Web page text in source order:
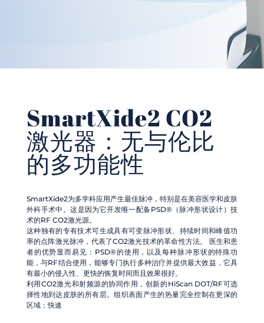
SmartXide2 CO2
激光器：无与伦比
的多功能性
SmartXide2为多学科应用产生最佳脉冲，特别是在美容医学和皮肤
外科手术中。这是因为它开发唯一配备PSD®（脉冲形状设计）技
术的RF CO2激光源。
这种独有的专有技术可生成具有可变脉冲形状、持续时间和峰值功
率的点阵激光脉冲，代表了CO2激光技术的革命性方法。 医生和患
者的优势显而易见：PSD®的使用，以及每种脉冲形状的特殊功
能，与RF结合使用，能够专门执行多种治疗并提供最大效益，它具
有最小的侵入性、更快的恢复时间而且效果很好。
利用CO2激光和射频源的协同作用，创新的HiScan DOT/RF可选
择性地到达皮肤的所有层。组织表面产生的热量完全控制在更深的
区域；快速